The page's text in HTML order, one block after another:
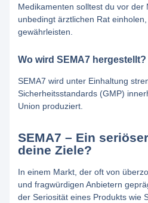
Medikamenten solltest du vor der
unbedingt ärztlichen Rat
gewährleisten.
Wo wird SEMA7 hergestellt?
SEMA7 wird unter Einhaltung
Sicherheitsstandards (GMP)
Union produziert.
SEMA7 – Ein
deine Ziele?
In einem Markt, der oft von
und fragwürdigen Anbietern
der Seriosität eines Produkts wie